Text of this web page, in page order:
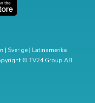
| Sverige| Latinamerika
© TV24 Group AB.